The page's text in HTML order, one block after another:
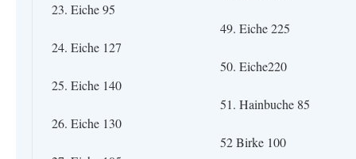
23. Eiche 95
24. Eiche 127
25. Eiche 140
26. Eiche 130
49. Eiche 225
50. Eiche220
51. Hainbuche 85
52 Birke 100